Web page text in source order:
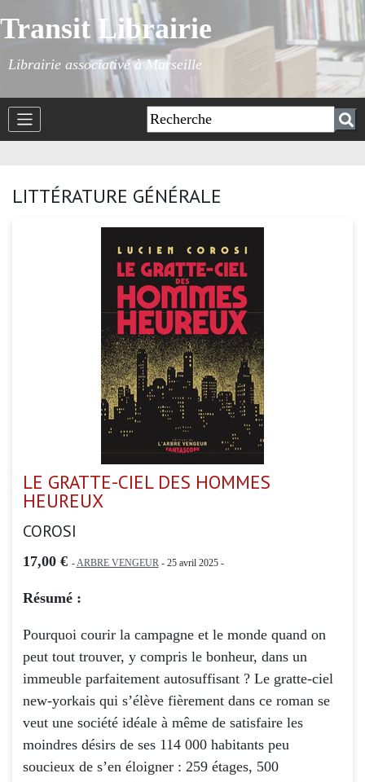
Transit Librairie
Librairie associative à Marseille
LITTÉRATURE GÉNÉRALE
LE GRATTE-CIEL DES HOMMES
HEUREUX
COROSI
17,00 € - ARBRE VENGEUR - 25 avril 2025 -
Résumé :
Pourquoi courir la campagne et le monde quand on
peut tout trouver, y compris le bonheur, dans un
immeuble parfaitement autosuffisant ? Le gratte-ciel
new-yorkais qui s’élève fièrement dans ce roman se
veut une société idéale à même de satisfaire les
moindres désirs de ses 114 000 habitants peu
soucieux de s’en éloigner : 259 étages, 500